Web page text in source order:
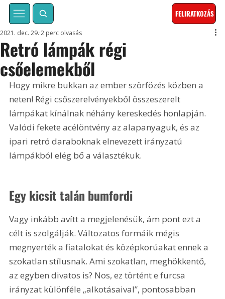
FELIRATKOZÁS
Retró lámpák régi
csőelemekből
2021. dec. 29. 2 perc olvasás
Hogy mikre bukkan az ember szörfözés közben a
neten! Régi csőszerelvényekből összeszerelt
lámpákat kínálnak néhány kereskedés honlapján.
Valódi fekete acélöntvény az alapanyaguk, és az
ipari retró daraboknak elnevezett irányzatú
lámpákból elég bő a választékuk.
Egy kicsit talán bumfordi
Vagy inkább avítt a megjelenésük, ám pont ezt a
célt is szolgálják. Változatos formáik mégis
megnyerték a fiatalokat és középkorúakat ennek a
szokatlan stílusnak. Ami szokatlan, meghökkentő,
az egyben divatos is? Nos, ez történt e furcsa
irányzat különféle „alkotásaival”, pontosabban